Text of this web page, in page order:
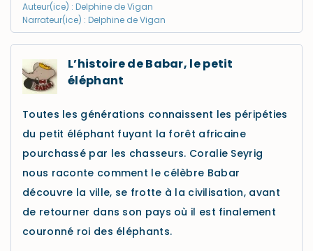
Auteur(ice) : Delphine de Vigan
Narrateur(ice) : Delphine de Vigan
L’histoire de Babar, le petit
éléphant
Toutes les générations connaissent les péripéties
du petit éléphant fuyant la forêt africaine
pourchassé par les chasseurs. Coralie Seyrig
nous raconte comment le célèbre Babar
découvre la ville, se frotte à la civilisation, avant
de retourner dans son pays où il est finalement
couronné roi des éléphants.